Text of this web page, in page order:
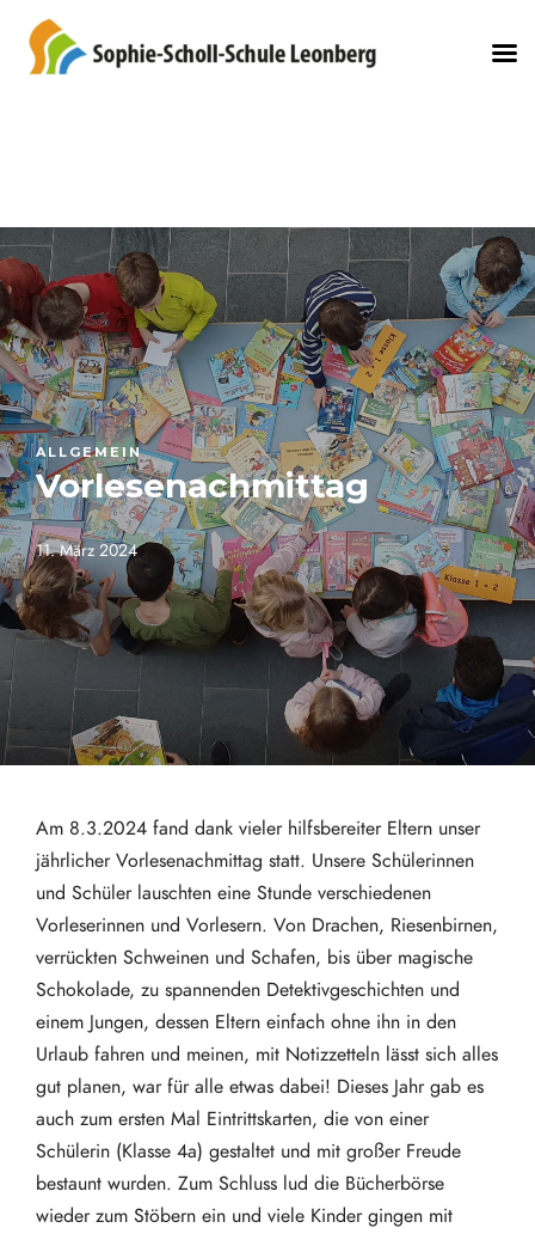
ALLGEMEIN
Vorlesenachmittag
11. März 2024
Am 8.3.2024 fand dank vieler hilfsbereiter Eltern unser
jährlicher Vorlesenachmittag statt. Unsere Schülerinnen
und Schüler lauschten eine Stunde verschiedenen
Vorleserinnen und Vorlesern. Von Drachen, Riesenbirnen,
verrückten Schweinen und Schafen, bis über magische
Schokolade, zu spannenden Detektivgeschichten und
einem Jungen, dessen Eltern einfach ohne ihn in den
Urlaub fahren und meinen, mit Notizzetteln lässt sich alles
gut planen, war für alle etwas dabei! Dieses Jahr gab es
auch zum ersten Mal Eintrittskarten, die von einer
Schülerin (Klasse 4a) gestaltet und mit großer Freude
bestaunt wurden. Zum Schluss lud die Bücherbörse
wieder zum Stöbern ein und viele Kinder gingen mit